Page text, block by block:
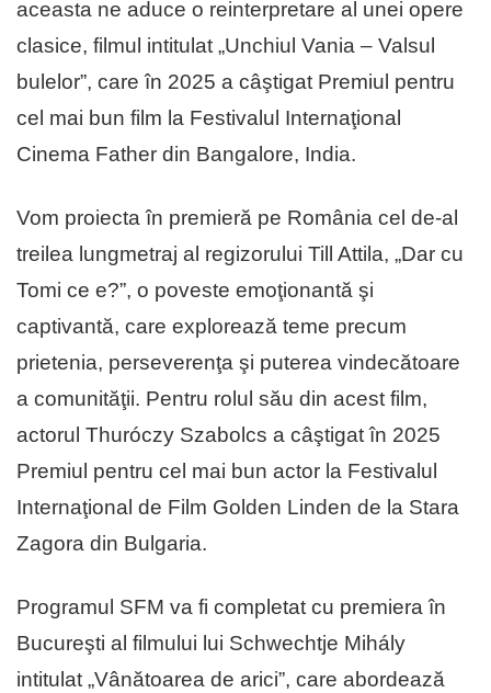
aceasta ne aduce o reinterpretare al unei opere
clasice, filmul intitulat „Unchiul Vania – Valsul
bulelor”, care în 2025 a câştigat Premiul pentru
cel mai bun film la Festivalul Internaţional
Cinema Father din Bangalore, India.
Vom proiecta în premieră pe România cel de-al
treilea lungmetraj al regizorului Till Attila, „Dar cu
Tomi ce e?”, o poveste emoţionantă şi
captivantă, care explorează teme precum
prietenia, perseverenţa şi puterea vindecătoare
a comunităţii. Pentru rolul său din acest film,
actorul Thuróczy Szabolcs a câştigat în 2025
Premiul pentru cel mai bun actor la Festivalul
Internaţional de Film Golden Linden de la Stara
Zagora din Bulgaria.
Programul SFM va fi completat cu premiera în
Bucureşti al filmului lui Schwechtje Mihály
intitulat „Vânătoarea de arici”, care abordează